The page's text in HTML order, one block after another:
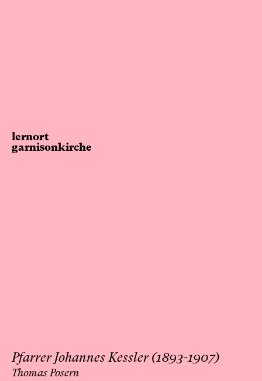
lernort
garnisonkirche
Pfarrer Johannes Kessler (1893-1907)
Thomas Posern